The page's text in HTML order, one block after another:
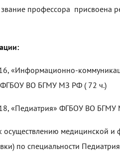
профессора присвоена
«Информационно-
ФГБОУ ВО БГМУ МЗ РФ ( 72 ч.)
«Педиатрия» ФГБОУ ВО БГМУ
медицинской и
по специальности